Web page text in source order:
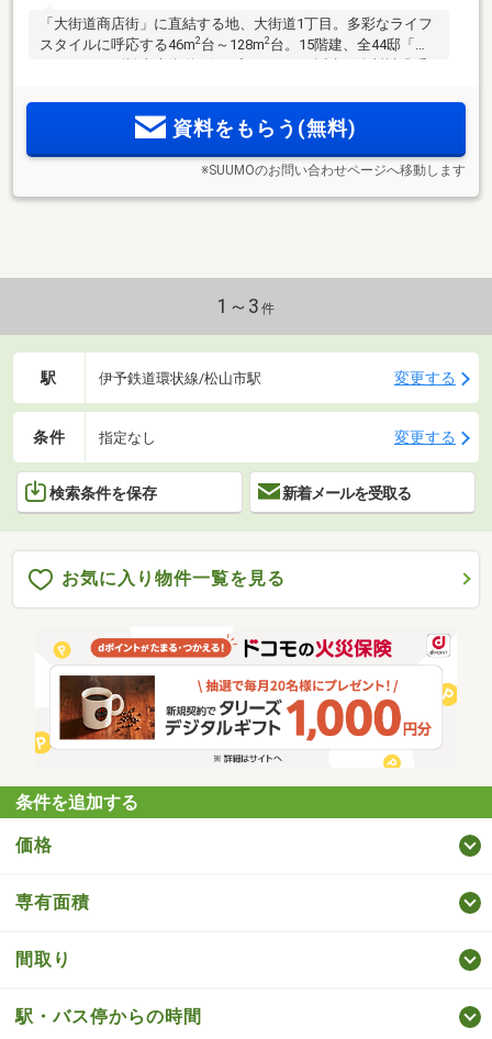
「大街道商店街」に直結する地、大街道1丁目。多彩なライフ
スタイルに呼応する46m2台～128m2台。15階建、全44邸「ク
資料をもらう(無料)
※SUUMOのお問い合わせページへ移動します
1～3 件
駅 伊予鉄道環状線/松山市駅 変更する
条件 指定なし 変更する
検索条件を保存 新着メールを受取る
お気に入り物件一覧を見る
条件を追加する
価格
専有面積
間取り
駅・バス停からの時間